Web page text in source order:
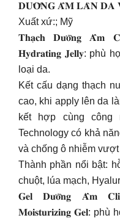
𝐃𝐔̛𝐎̛̃𝐍𝐆 𝐀̂̉𝐌 𝐋𝐀̀𝐍 𝐃𝐀
Xuất xứ:; Mỹ
𝐓𝐡𝐚̣𝐜𝐡 𝐃𝐮̛𝐨̛̃𝐧𝐠 𝐀̂̉𝐦
𝐇𝐲𝐝𝐫𝐚𝐭𝐢𝐧𝐠 𝐉𝐞𝐥𝐥𝐲:
loại da.
Kết cấu dạng thạch
cao, khi apply lên da
kết hợp cùng công
Technology có khả
và chống ô nhiễm vượt
Thành phần nổi bật:
chuột, lúa mạch,
𝐆𝐞𝐥 𝐃𝐮̛𝐨̛̃𝐧𝐠 𝐀̂̉𝐦
𝐌𝐨𝐢𝐬𝐭𝐮𝐫𝐢𝐳𝐢𝐧𝐠 𝐆𝐞𝐥: